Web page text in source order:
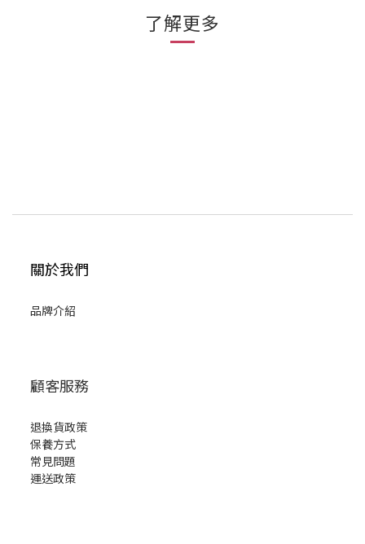
了解更多
關於我們
品牌介紹
顧客服務
退換貨政策
保養方式
常見問題
運送政策